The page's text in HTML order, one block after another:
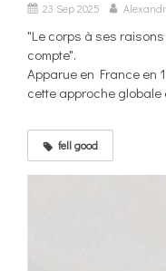
23 Sep 2025
"Le corps à ses
compte".
Apparue en France en
cette approche globale
fell good